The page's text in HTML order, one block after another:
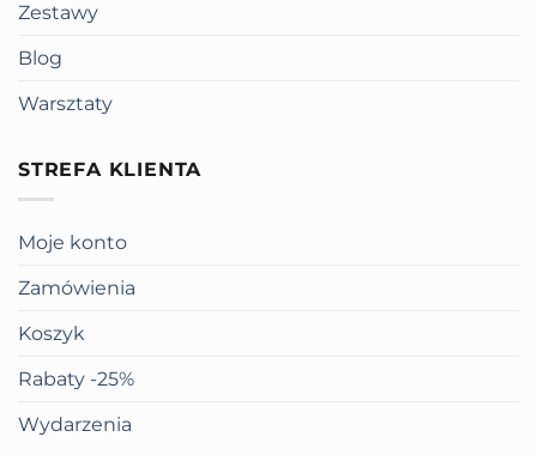
Zestawy
Blog
Warsztaty
STREFA KLIENTA
Moje konto
Zamówienia
Koszyk
Rabaty -25%
Wydarzenia